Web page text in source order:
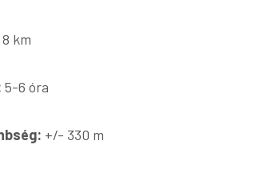
8 km
5-6 óra
+/- 330 m